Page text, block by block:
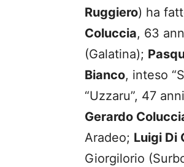
Ruggiero) ha
Coluccia, 63
(Galatina);
Bianco, inteso
“Uzzaru”, 47
Gerardo
Aradeo; Luigi Di
Giorgilorio